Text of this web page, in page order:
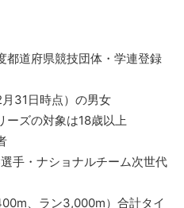
都道府県競技団体・学連登録
31日時点）の男女
ーズの対象は18歳以上
手・ナショナルチーム次世代
、ラン3,000m）合計タイ